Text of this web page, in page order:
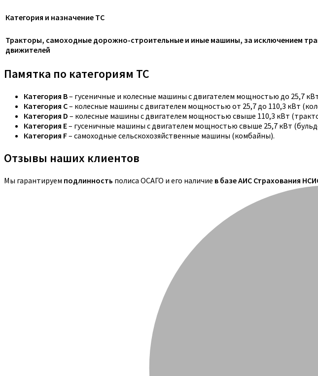
Категория и назначение ТС
Тракторы, самоходные дорожно-строительные и иные машины, за исключением
движителей
Памятка по категориям ТС
Категория B– гусеничные и колесные машины с двигателем мощностью до 25,7
Категория C– колесные машины с двигателем мощностью от 25,7 до 110,3 кВт
Категория D – колесные машины с двигателем мощностью свыше 110,3 кВт
Категория E– гусеничные машины с двигателем мощностью свыше 25,7 кВт
Категория F– самоходные сельскохозяйственные машины (комбайны).
Отзывы наших клиентов
Мы гарантируем подлинность полиса ОСАГО и его наличие в базе АИС Страхования